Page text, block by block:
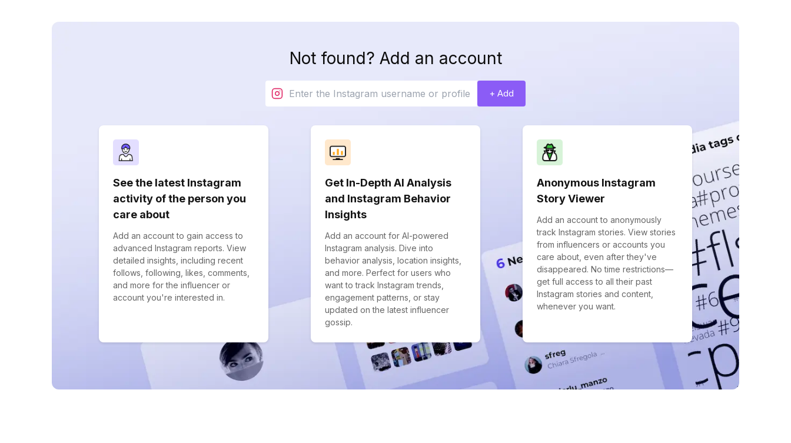
Not found? Add an account
+ Add
See the latest Instagram
activity of the person you
care about
Add an account to gain access to
advanced Instagram reports. View
detailed insights, including recent
follows, following, likes, comments,
and more for the influencer or
account you're interested in.
Get In-Depth AI Analysis
and Instagram Behavior
Insights
Add an account for AI-powered
Instagram analysis. Dive into
behavior analysis, location insights,
and more. Perfect for users who
want to track Instagram trends,
engagement patterns, or stay
updated on the latest influencer
gossip.
Anonymous Instagram
Story Viewer
Add an account to anonymously
track Instagram stories. View stories
from influencers or accounts you
care about, even after they've
disappeared. No time restrictions—
get full access to all their past
Instagram stories and content,
whenever you want.